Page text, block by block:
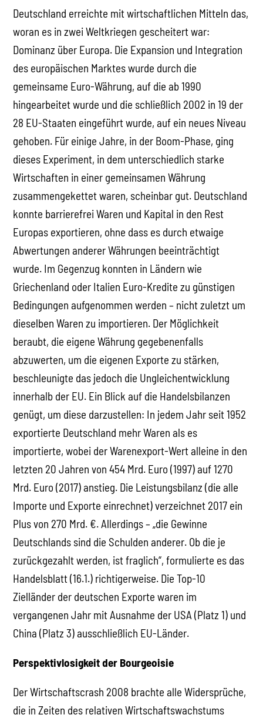
Deutschland erreichte mit wirtschaftlichen Mitteln das,
woran es in zwei Weltkriegen gescheitert war:
Dominanz über Europa. Die Expansion und Integration
des europäischen Marktes wurde durch die
gemeinsame Euro-Währung, auf die ab 1990
hingearbeitet wurde und die schließlich 2002 in 19 der
28 EU-Staaten eingeführt wurde, auf ein neues Niveau
gehoben. Für einige Jahre, in der Boom-Phase, ging
dieses Experiment, in dem unterschiedlich starke
Wirtschaften in einer gemeinsamen Währung
zusammengekettet waren, scheinbar gut. Deutschland
konnte barrierefrei Waren und Kapital in den Rest
Europas exportieren, ohne dass es durch etwaige
Abwertungen anderer Währungen beeinträchtigt
wurde. Im Gegenzug konnten in Ländern wie
Griechenland oder Italien Euro-Kredite zu günstigen
Bedingungen aufgenommen werden – nicht zuletzt um
dieselben Waren zu importieren. Der Möglichkeit
beraubt, die eigene Währung gegebenenfalls
abzuwerten, um die eigenen Exporte zu stärken,
beschleunigte das jedoch die Ungleichentwicklung
innerhalb der EU. Ein Blick auf die Handelsbilanzen
genügt, um diese darzustellen: In jedem Jahr seit 1952
exportierte Deutschland mehr Waren als es
importierte, wobei der Warenexport-Wert alleine in den
letzten 20 Jahren von 454 Mrd. Euro (1997) auf 1270
Mrd. Euro (2017) anstieg. Die Leistungsbilanz (die alle
Importe und Exporte einrechnet) verzeichnet 2017 ein
Plus von 270 Mrd. €. Allerdings – „die Gewinne
Deutschlands sind die Schulden anderer. Ob die je
zurückgezahlt werden, ist fraglich“, formulierte es das
Handelsblatt (16.1.) richtigerweise. Die Top-10
Zielländer der deutschen Exporte waren im
vergangenen Jahr mit Ausnahme der USA (Platz 1) und
China (Platz 3) ausschließlich EU-Länder.
Perspektivlosigkeit der Bourgeoisie
Der Wirtschaftscrash 2008 brachte alle Widersprüche,
die in Zeiten des relativen Wirtschaftswachstums